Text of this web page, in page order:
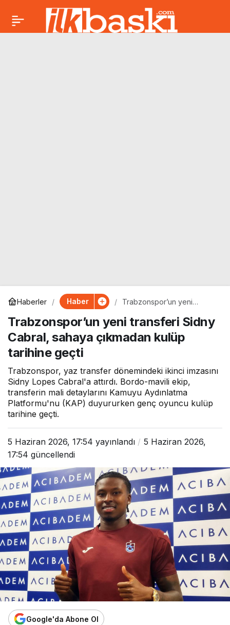
Haberler Haber
Trabzonspor’un yeni
sahaya çıkmadan kulüp
tarihine geçti
Trabzonspor’un yeni transferi Sidny
Cabral, sahaya çıkmadan kulüp
tarihine geçti
Trabzonspor, yaz transfer dönemindeki ikinci imzasını
Sidny Lopes Cabral'a attırdı. Bordo-mavili ekip,
transferin mali detaylarını Kamuyu Aydınlatma
Platformu'nu (KAP) duyururken genç oyuncu kulüp
tarihine geçti.
5 Haziran 2026, 17:54 yayınlandı
5 Haziran 2026,
17:54 güncellendi
Google'da Abone Ol
Gazeteci İsmail Arı